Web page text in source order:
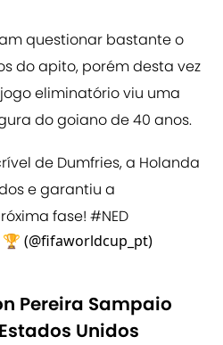
questionar bastante o
do apito, porém desta vez
eliminatório viu uma
do goiano de 40 anos.
de Dumfries, a Holanda
e garantiu a
fase! #NED
(@fifaworldcup_pt)
Pereira Sampaio
Unidos